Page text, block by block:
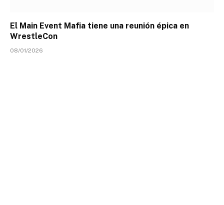
El Main Event Mafia tiene una reunión épica en
WrestleCon
08/01/2026